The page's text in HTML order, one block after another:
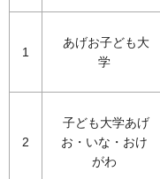
1
あげお子ども大
学
2
子ども大学あげ
お・いな・おけ
がわ